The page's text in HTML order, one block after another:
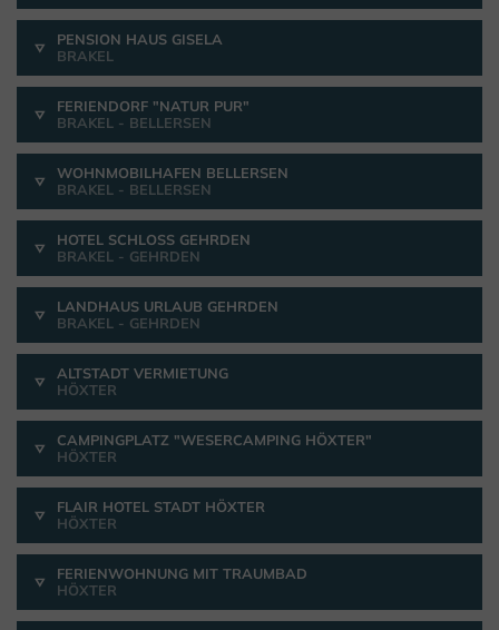
PENSION HAUS GISELA
BRAKEL
FERIENDORF "NATUR PUR"
BRAKEL - BELLERSEN
WOHNMOBILHAFEN BELLERSEN
BRAKEL - BELLERSEN
HOTEL SCHLOSS GEHRDEN
BRAKEL - GEHRDEN
LANDHAUS URLAUB GEHRDEN
BRAKEL - GEHRDEN
ALTSTADT VERMIETUNG
HÖXTER
CAMPINGPLATZ "WESERCAMPING HÖXTER"
HÖXTER
FLAIR HOTEL STADT HÖXTER
HÖXTER
FERIENWOHNUNG MIT TRAUMBAD
HÖXTER